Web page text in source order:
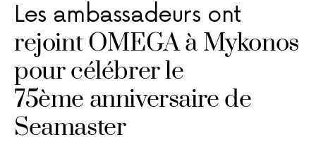
Les ambassadeurs ont
rejoint OMEGA à Mykonos
pour célébrer le
75ème anniversaire de
Seamaster